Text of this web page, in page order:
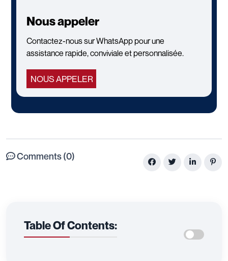
Nous appeler
Contactez-nous sur WhatsApp pour une
assistance rapide, conviviale et personnalisée.
NOUS APPELER
Comments (0)
Table Of Contents: